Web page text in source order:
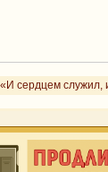
сердцем